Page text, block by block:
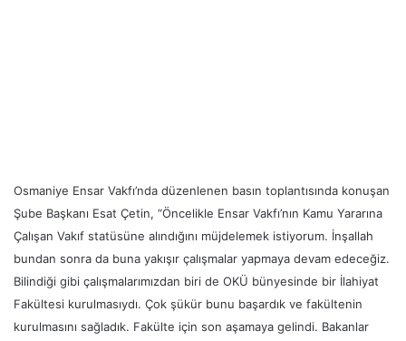
Osmaniye Ensar Vakfı’nda düzenlenen basın toplantısında konuşan
Şube Başkanı Esat Çetin, “Öncelikle Ensar Vakfı’nın Kamu Yararına
Çalışan Vakıf statüsüne alındığını müjdelemek istiyorum. İnşallah
bundan sonra da buna yakışır çalışmalar yapmaya devam edeceğiz.
Bilindiği gibi çalışmalarımızdan biri de OKÜ bünyesinde bir İlahiyat
Fakültesi kurulmasıydı. Çok şükür bunu başardık ve fakültenin
kurulmasını sağladık. Fakülte için son aşamaya gelindi. Bakanlar